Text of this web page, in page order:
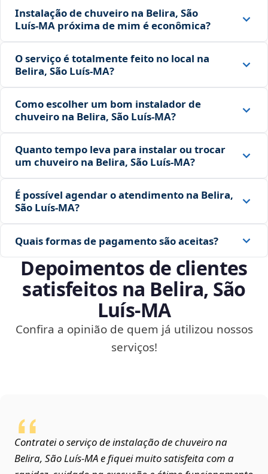
Instalação de chuveiro na Belira, São
Luís‑MA próxima de mim é econômica?
O serviço é totalmente feito no local na
Belira, São Luís‑MA?
Como escolher um bom instalador de
chuveiro na Belira, São Luís‑MA?
Quanto tempo leva para instalar ou trocar
um chuveiro na Belira, São Luís‑MA?
É possível agendar o atendimento na Belira,
São Luís‑MA?
Quais formas de pagamento são aceitas?
Depoimentos de clientes
satisfeitos na Belira, São
Luís‑MA
Confira a opinião de quem já utilizou nossos
serviços!
Contratei o serviço de instalação de chuveiro na
Belira, São Luís‑MA e fiquei muito satisfeita com a